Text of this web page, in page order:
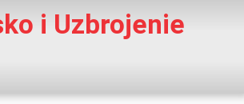
i Uzbrojenie